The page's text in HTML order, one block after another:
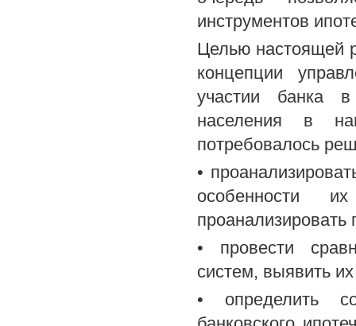
инструментов
Целью настоящей
концепции
участии банка в
населения в
потребовалось
•
особенности
проанализировать
• провести
систем, выявить
• определить